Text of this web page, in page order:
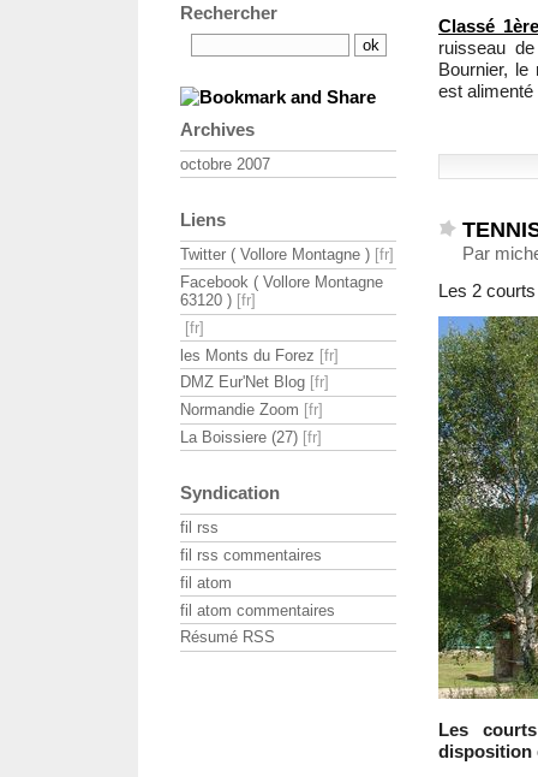
Classé
ruisseau
Bournier, le
est alimenté
Par
Les 2
Les
disposition
Rechercher
Archives
octobre 2007
Liens
Twitter ( Vollore Montagne )
Facebook ( Vollore Montagne
63120 )
les Monts du Forez
DMZ Eur'Net Blog
Normandie Zoom
La Boissiere (27)
Syndication
fil rss
fil rss commentaires
fil atom
fil atom commentaires
Résumé RSS